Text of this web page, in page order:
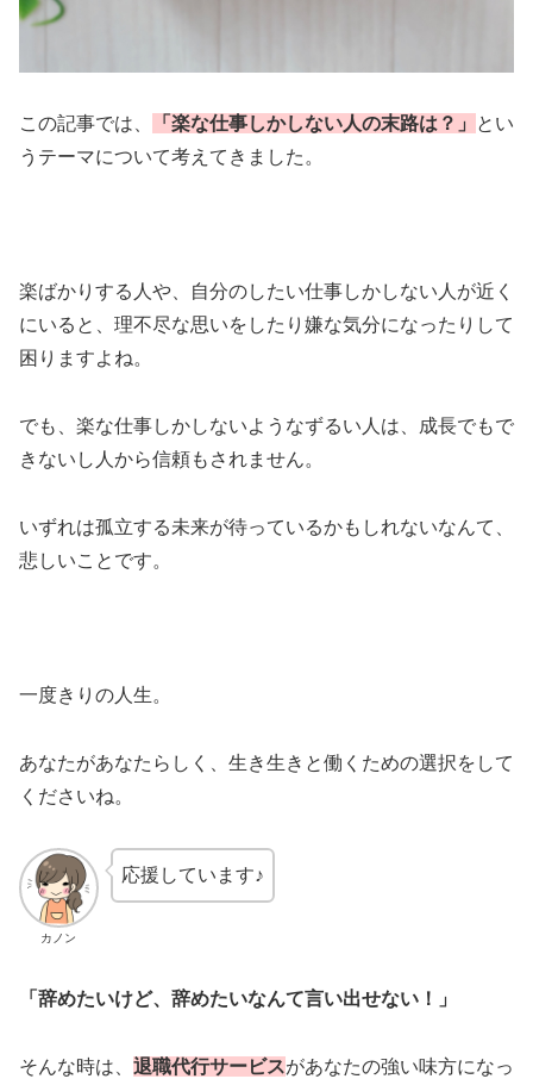
この記事では、 「楽な仕事しかしない人の末路は？」
とい
うテーマについて考えてきました。
楽ばかりする人や、自分のしたい仕事しかしない人が近く
にいると、理不尽な思いをしたり嫌な気分になったりして
困りますよね。
でも、楽な仕事しかしないようなずるい人は、成長でもで
きないし人から信頼もされません。
いずれは孤立する未来が待っているかもしれないなんて、
悲しいことです。
一度きりの人生。
あなたがあなたらしく、生き生きと働くための選択をして
くださいね。
カノン
応援しています♪
「辞めたいけど、辞めたいなんて言い出せない！」
そんな時は、 退職代行サービスがあなたの強い味方になっ